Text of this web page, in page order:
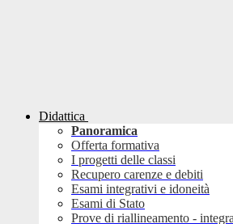
Didattica
Panoramica
Offerta formativa
I progetti delle classi
Recupero carenze e debiti
Esami integrativi e idoneità
Esami di Stato
Prove di riallineamento -